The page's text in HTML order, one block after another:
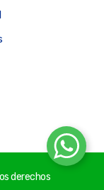
derechos